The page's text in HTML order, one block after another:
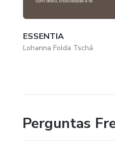
ESSENTIA
Lohanna Folda Tschá
Perguntas